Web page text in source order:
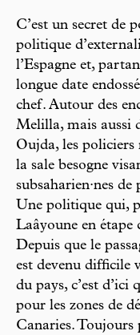
C’est un secret de
politique
l’Espagne et,
longue date
chef. Autour des
Melilla, mais aussi
Oujda, les policiers
la sale besogne
subsaharien·nes
Une politique qui,
Laâyoune en
Depuis que le
est devenu difficile
du pays, c’est d’ici
pour les zones de
Canaries. Toujours